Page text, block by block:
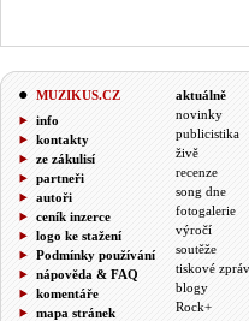
MUZIKUS.CZ
info
kontakty
ze zákulisí
partneři
autoři
ceník inzerce
logo ke stažení
Podmínky používání
nápověda & FAQ
komentáře
mapa stránek
aktuálně
novinky
publicistika
živě
recenze
song dne
fotogalerie
výročí
soutěže
tiskové
blogy
Rock+